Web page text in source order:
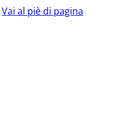
Vai al piè di pagina